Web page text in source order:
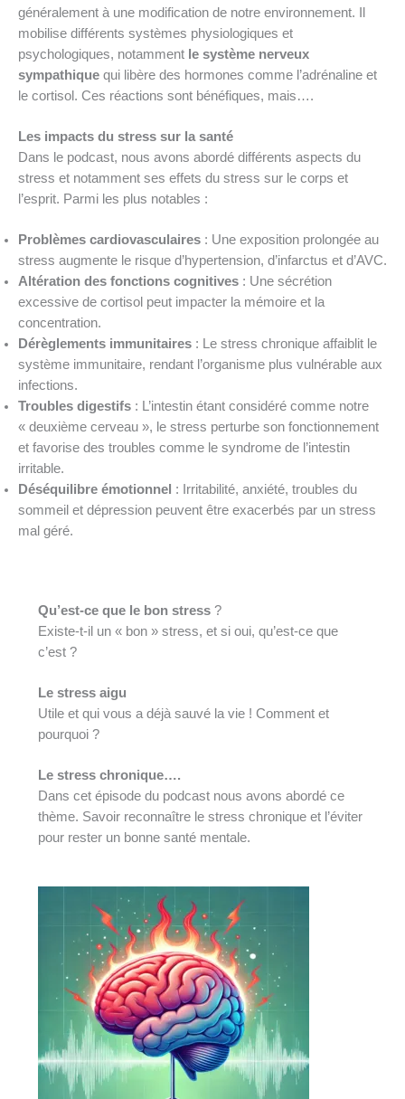
généralement à une modification de notre environnement. Il
mobilise différents systèmes physiologiques et
psychologiques, notamment le système nerveux
sympathique qui libère des hormones comme l’adrénaline et
le cortisol. Ces réactions sont bénéfiques, mais….
Les impacts du stress sur la santé
Dans le podcast, nous avons abordé différents aspects du
stress et notamment ses effets du stress sur le corps et
l’esprit. Parmi les plus notables :
Problèmes cardiovasculaires : Une exposition prolongée au
stress augmente le risque d’hypertension, d’infarctus et d’AVC.
Altération des fonctions cognitives : Une sécrétion
excessive de cortisol peut impacter la mémoire et la
concentration.
Dérèglements immunitaires : Le stress chronique affaiblit le
système immunitaire, rendant l’organisme plus vulnérable aux
infections.
Troubles digestifs : L’intestin étant considéré comme notre
« deuxième cerveau », le stress perturbe son fonctionnement
et favorise des troubles comme le syndrome de l’intestin
irritable.
Déséquilibre émotionnel : Irritabilité, anxiété, troubles du
sommeil et dépression peuvent être exacerbés par un stress
mal géré.
Qu’est-ce que le bon stress ?
Existe-t-il un « bon » stress, et si oui, qu’est-ce que
c’est ?
Le stress aigu
Utile et qui vous a déjà sauvé la vie ! Comment et
pourquoi ?
Le stress chronique….
Dans cet épisode du podcast nous avons abordé ce
thème. Savoir reconnaître le stress chronique et l’éviter
pour rester un bonne santé mentale.